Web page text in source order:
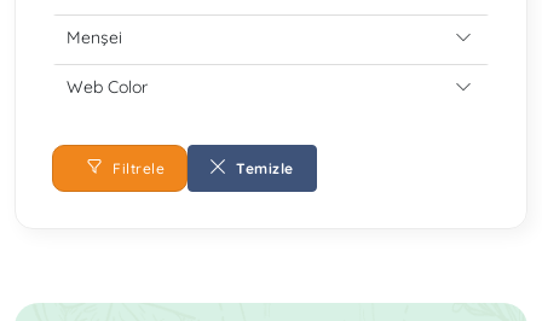
Menşei
Web Color
Filtrele Temizle